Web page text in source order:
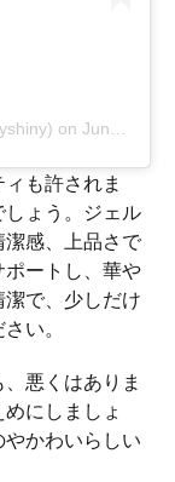
on Jun 25, 2020 at 4:57pm PDT
も許されま
ょう。ジェル
感、上品さで
ートし、華や
で、少しだけ
い。
悪くはありま
にしましょ
かわいらしい